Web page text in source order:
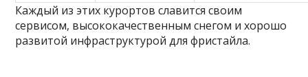
Каждый из этих курортов славится своим
сервисом, высококачественным снегом и хорошо
развитой инфраструктурой для фристайла.